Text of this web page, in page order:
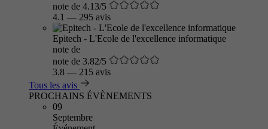
note de 4.13/5
4.1 — 295 avis
Epitech - L'Ecole de l'excellence informatique
note de
note de 3.82/5
3.8 — 215 avis
Tous les avis
PROCHAINS ÉVÈNEMENTS
09
Septembre